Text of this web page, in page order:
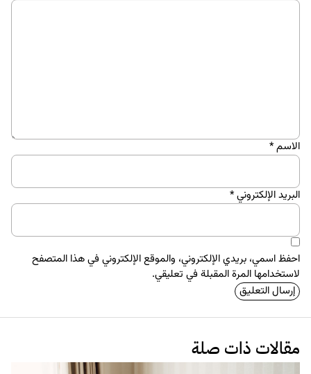
الاسم*
البريد الإلكتروني*
احفظ اسمي، بريدي الإلكتروني، والموقع الإلكتروني في هذا المتصفح
لاستخدامها المرة المقبلة في تعليقي.
مقالات ذات صلة